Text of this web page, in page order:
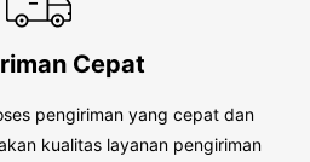
Cepat
pengiriman yang cepat dan
kualitas layanan pengiriman